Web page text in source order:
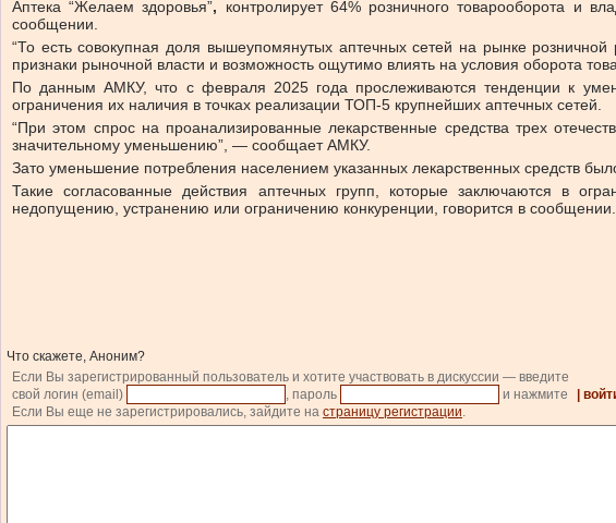
Аптека “Желаем здоровья”,
контролирует 64% розничного товарооборота и
сообщении.
“То есть совокупная доля вышеупомянутых аптечных сетей на рынке
признаки рыночной власти и возможность ощутимо влиять на условия оборота
По данным АМКУ, что с февраля 2025 года прослеживаются тенденции к
ограничения их наличия в точках реализации ТОП-5 крупнейших аптечных сетей.
“При этом спрос на проанализированные лекарственные средства трех
значительному уменьшению”, — сообщает АМКУ.
Зато уменьшение потребления населением указанных лекарственных средств
Такие согласованные действия аптечных групп, которые заключаются в
недопущению, устранению или ограничению конкуренции, говорится в сообщении.
Что скажете, Аноним?
Если Вы зарегистрированный пользователь и хотите участвовать в дискуссии — введите
свой логин (email)
, пароль и нажмите |
Если Вы еще не зарегистрировались, зайдите на страницу регистрации.